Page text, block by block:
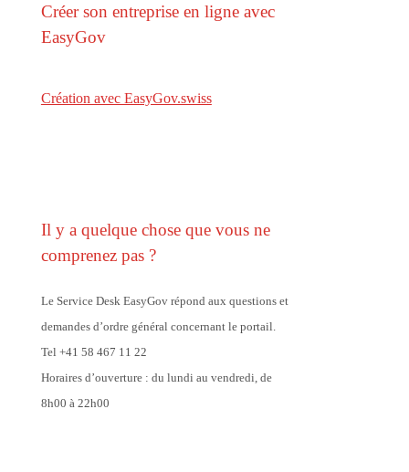
Créer son entreprise en ligne avec
EasyGov
Création avec EasyGov.swiss
Il y a quelque chose que vous ne
comprenez pas ?
Le Service Desk EasyGov répond aux questions et
demandes d’ordre général concernant le portail.
Tel +41 58 467 11 22
Horaires d’ouverture : du lundi au vendredi, de
8h00 à 22h00